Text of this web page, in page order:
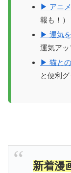
▶ アニ
報も！）
▶ 運気
運気アッ
▶ 猫と
と便利グ
新着漫